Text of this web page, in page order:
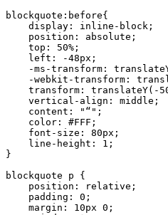
blockquote:before{
    display: inline-block;
    position: absolute;
    top: 50%;
    left: -48px;
-ms-transform:
-webkit-transform:
transform: translateY(-
    vertical-align: middle;
    content: "“";
    color: #FFF;
    font-size: 80px;
    line-height: 1;
}
blockquote p {
    position: relative;
    padding: 0;
    margin: 10px 0;